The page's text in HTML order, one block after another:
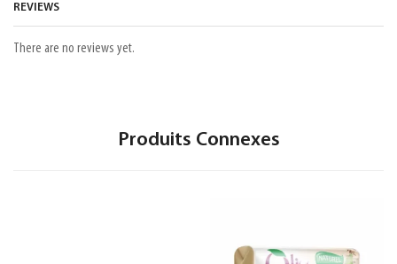
REVIEWS
There are no reviews yet.
Produits Connexes